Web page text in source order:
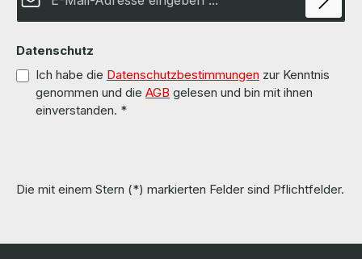
Datenschutz
Ich habe die Datenschutzbestimmungen zur Kenntnis
genommen und die AGB gelesen und bin mit ihnen
einverstanden. *
Die mit einem Stern (*) markierten Felder sind Pflichtfelder.